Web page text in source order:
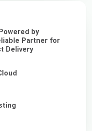
by
Partner for
Delivery